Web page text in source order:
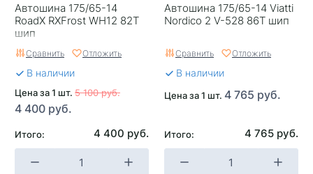
Автошина 175/65-14
RoadX RXFrost WH12 82T
шип
Сравнить Отложить
В наличии
Цена за 1 шт. 5 100 руб.
4 400 руб.
Итого: 4 400 руб.
Автошина 175/65-14 Viatti
Nordico 2 V-528 86T шип
Сравнить Отложить
В наличии
Цена за 1 шт. 4 765 руб.
Итого: 4 765 руб.